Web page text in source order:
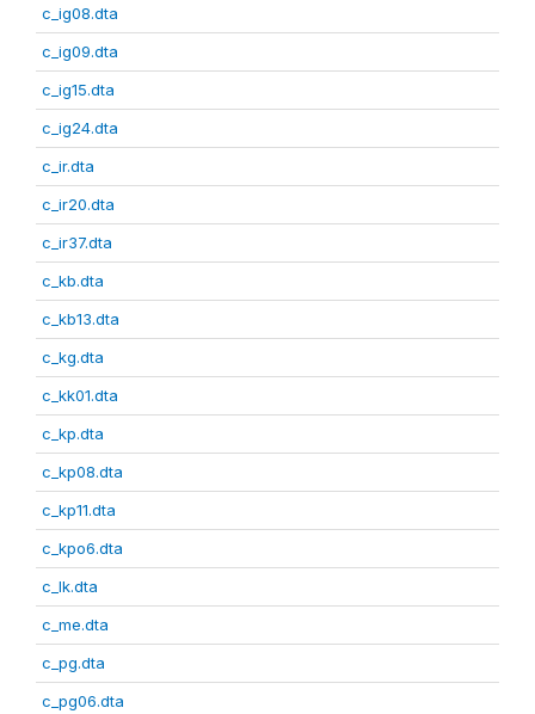
c_ig08.dta
c_ig09.dta
c_ig15.dta
c_ig24.dta
c_ir.dta
c_ir20.dta
c_ir37.dta
c_kb.dta
c_kb13.dta
c_kg.dta
c_kk01.dta
c_kp.dta
c_kp08.dta
c_kp11.dta
c_kpo6.dta
c_lk.dta
c_me.dta
c_pg.dta
c_pg06.dta